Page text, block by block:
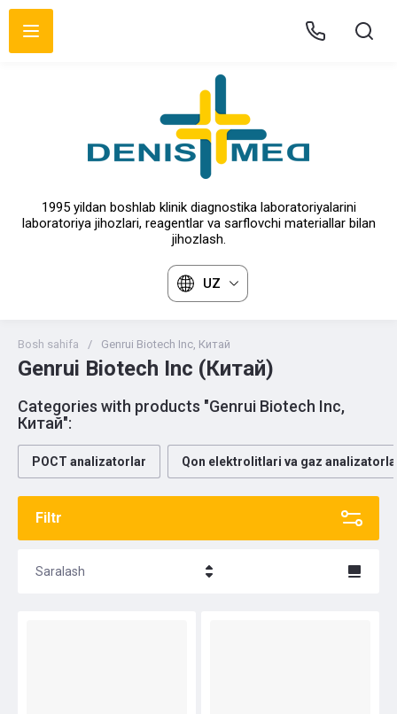
1995 yildan boshlab klinik diagnostika laboratoriyalarini
laboratoriya jihozlari, reagentlar va sarflovchi materiallar bilan
jihozlash.
UZ
Bosh sahifa / Genrui Biotech Inc, Китай
Genrui Biotech Inc (Китай)
Сategories with products "Genrui Biotech Inc,
Китай":
РОСТ analizatorlar Qon elektrolitlari va gaz
Filtr
Saralash